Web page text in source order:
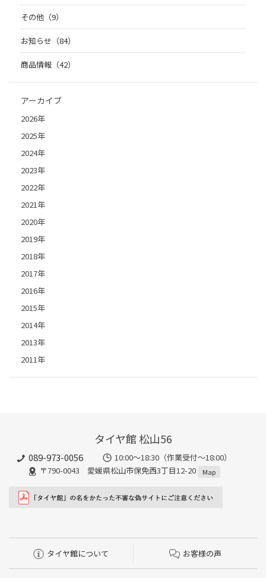
その他（9）
お知らせ（84）
商品情報（42）
アーカイブ
2026年
2025年
2024年
2023年
2022年
2021年
2020年
2019年
2018年
2017年
2016年
2015年
2014年
2013年
2011年
タイヤ館 松山56
089-973-0056
10:00～18:30（作業受付～18:00）
〒790-0043 愛媛県松山市保免西3丁目12-20
Map
タイヤ館について お客様の声